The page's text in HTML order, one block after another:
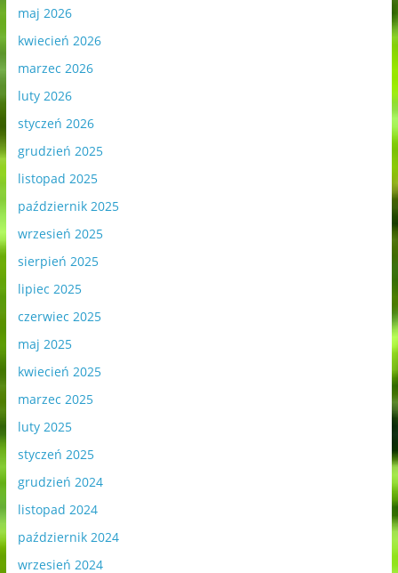
maj 2026
kwiecień 2026
marzec 2026
luty 2026
styczeń 2026
grudzień 2025
listopad 2025
październik 2025
wrzesień 2025
sierpień 2025
lipiec 2025
czerwiec 2025
maj 2025
kwiecień 2025
marzec 2025
luty 2025
styczeń 2025
grudzień 2024
listopad 2024
październik 2024
wrzesień 2024